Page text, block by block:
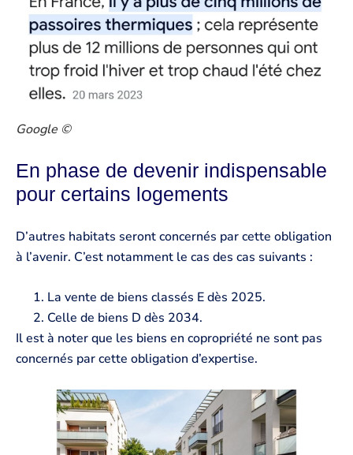
Google ©
En phase de devenir indispensable
pour certains logements
D’autres habitats seront concernés par cette obligation
à l’avenir. C’est notamment le cas des cas suivants :
La vente de biens classés E dès 2025.
Celle de biens D dès 2034.
Il est à noter que les biens en copropriété ne sont pas
concernés par cette obligation d’expertise.